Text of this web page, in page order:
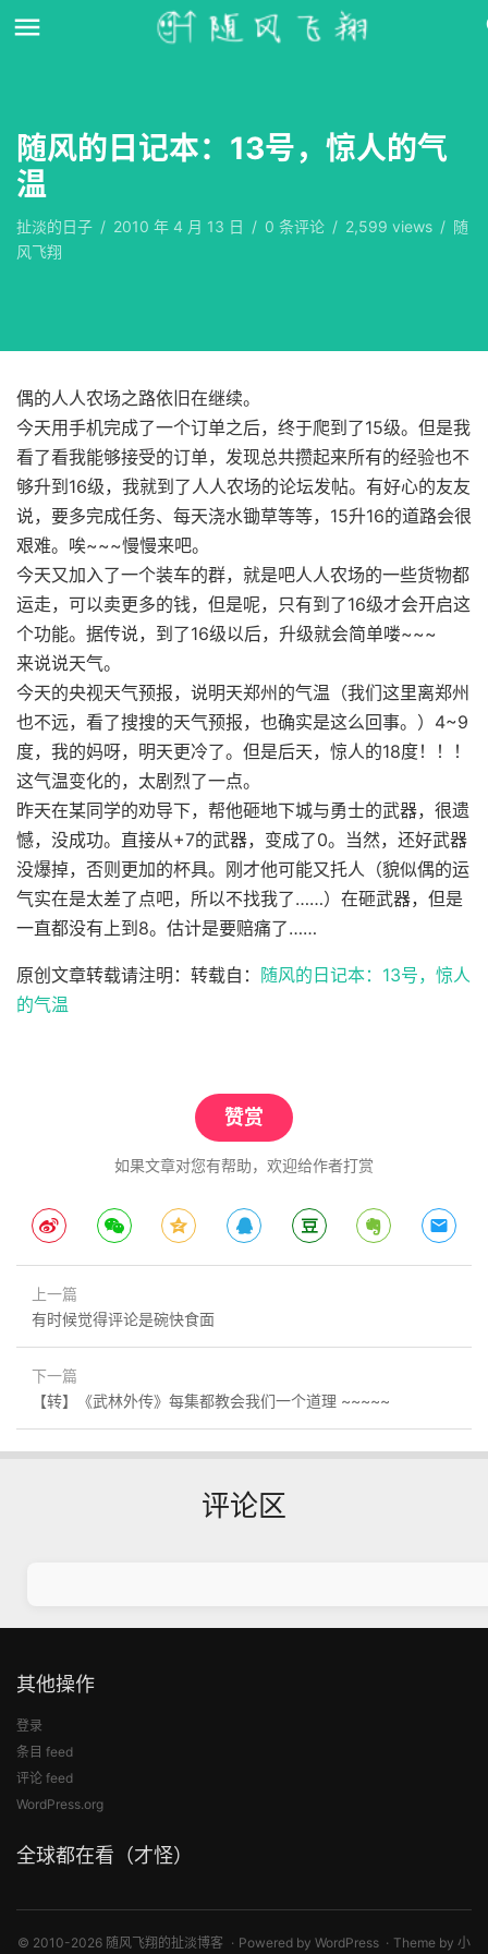
随风的日记本：13号，惊人的气
温
扯淡的日子 / 2010 年 4 月 13 日 / 0 条评论 / 2,599 views / 随
风飞翔
偶的人人农场之路依旧在继续。
今天用手机完成了一个订单之后，终于爬到了15级。但是我
看了看我能够接受的订单，发现总共攒起来所有的经验也不
够升到16级，我就到了人人农场的论坛发帖。有好心的友友
说，要多完成任务、每天浇水锄草等等，15升16的道路会很
艰难。唉~~~慢慢来吧。
今天又加入了一个装车的群，就是吧人人农场的一些货物都
运走，可以卖更多的钱，但是呢，只有到了16级才会开启这
个功能。据传说，到了16级以后，升级就会简单喽~~~
来说说天气。
今天的央视天气预报，说明天郑州的气温（我们这里离郑州
也不远，看了搜搜的天气预报，也确实是这么回事。）4~9
度，我的妈呀，明天更冷了。但是后天，惊人的18度！！！
这气温变化的，太剧烈了一点。
昨天在某同学的劝导下，帮他砸地下城与勇士的武器，很遗
憾，没成功。直接从+7的武器，变成了0。当然，还好武器
没爆掉，否则更加的杯具。刚才他可能又托人（貌似偶的运
气实在是太差了点吧，所以不找我了……）在砸武器，但是
一直都没有上到8。估计是要赔痛了……
原创文章转载请注明：转载自： 随风的日记本：13号，惊人
的气温
赞赏
如果文章对您有帮助，欢迎给作者打赏
上一篇
有时候觉得评论是碗快食面
下一篇
【转】《武林外传》每集都教会我们一个道理 ~~~~~
评论区
其他操作
登录
条目 feed
评论 feed
WordPress.org
全球都在看（才怪）
© 2010-2026 随风飞翔的扯淡博客 Powered by WordPress Theme by 小